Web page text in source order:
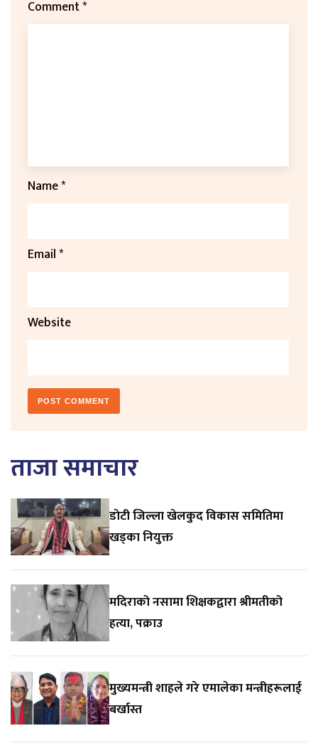
Comment*
Name*
Email*
Website
ताजा समाचार
डाेटी जिल्ला खेलकुद विकास समितिमा
खड्का नियुक्त
मदिराको नसामा शिक्षकद्वारा श्रीमतीको
हत्या, पक्राउ
मुख्यमन्त्री शाहले गरे एमालेका मन्त्रीहरूलाई
बर्खास्त